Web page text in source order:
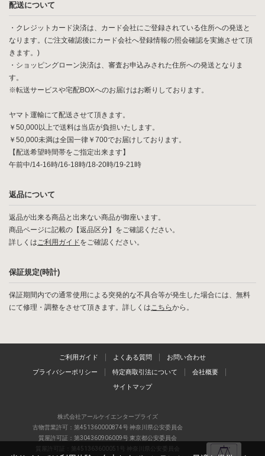
配送について
・クレジットカード決済は、カード会社にご登録されている住所への発送と
なります。(ご注文確認後にカード会社へ登録情報の照会確認を実施させて頂
きます。)
・ショッピングローン決済は、審査お申込みされた住所への発送となりま
す。
※転送サービスや宅配BOXへのお届けはお断りしております。
ヤマト運輸にて配送させて頂きます。
￥50,000以上で送料は当店が負担いたします。
￥50,000未満は全国一律￥700でお届けしております。
【配送希望時間帯をご指定出来ます】
午前中/14-16時/16-18時/18-20時/19-21時
返品について
返品が出来る商品と出来ない商品が御座います。
商品ページに記載の【返品区分】をご確認ください。
詳しくはご利用ガイドをご確認ください。
保証規定(時計)
保証期間内での通常使用による突発的な不具合等が発生した場合には、無料
にて修理・調整をさせて頂きます。詳しくはこちらから。
ご利用ガイド よくある質問 お問い合わせ
プライバシーポリシー 特定商取引法について 会社概要
サイトマップ
株式会社アールケイエンタープライズ
古物営業許可：第451360000874号 神奈川県公安委員会
質屋許可証：第304360906009号 東京都公安委員会
質屋許可証：第451363600051号 神奈川県公安委員会